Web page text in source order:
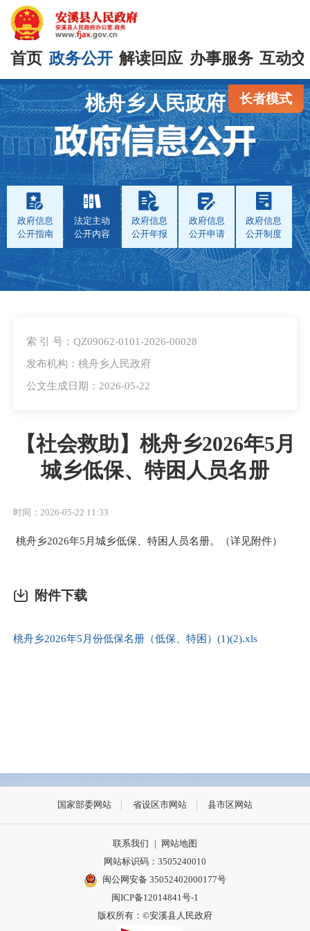
首页 政务公开 解读回应 办事服务 互动
长者模式
桃舟乡人民政府
政府信息
公开指南
法定主动
公开内容
政府信息
公开年报
政府信息
公开申请
政府信息
公开制度
索 引 号：QZ09062-0101-2026-00028
发布机构：桃舟乡人民政府
公文生成日期：2026-05-22
【社会救助】桃舟乡2026年5月
城乡低保、特困人员名册
时间：2026-05-22 11:33
桃舟乡2026年5月城乡低保、特困人员名册。（详见附件）
附件下载
桃舟乡2026年5月份低保名册（低保、特困）(1)(2).xls
国家部委网站 省设区市网站 县市区网站
联系我们 | 网站地图
网站标识码：3505240010
闽公网安备 35052402000177号
闽ICP备12014841号-1
版权所有：©安溪县人民政府